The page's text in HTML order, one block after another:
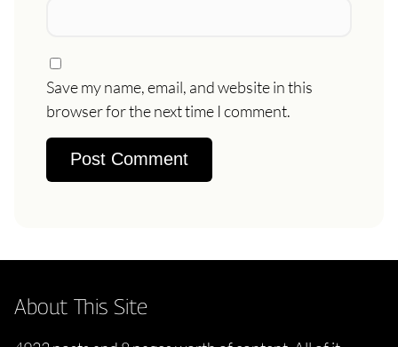
Save my name, email, and website in this
browser for the next time I comment.
About This Site